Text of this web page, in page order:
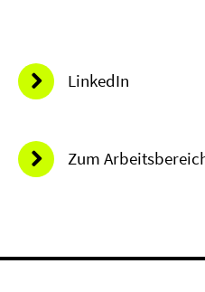
LinkedIn
Zum